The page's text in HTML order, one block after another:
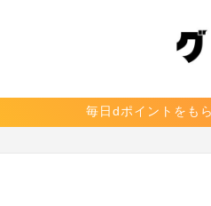
毎日dポイントをも